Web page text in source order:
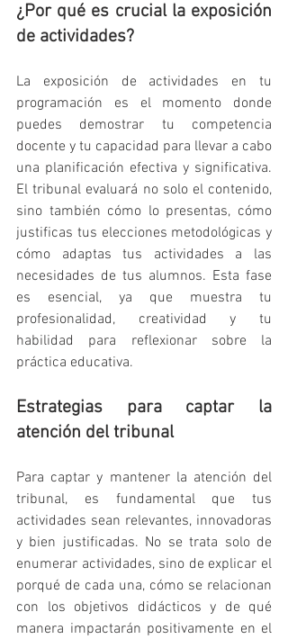
¿Por qué es crucial la exposición
de actividades?
La exposición de actividades en tu
programación es el momento donde
puedes demostrar tu competencia
docente y tu capacidad para llevar a cabo
una planificación efectiva y significativa.
El tribunal evaluará no solo el contenido,
sino también cómo lo presentas, cómo
justificas tus elecciones metodológicas y
cómo adaptas tus actividades a las
necesidades de tus alumnos. Esta fase
es esencial, ya que muestra tu
profesionalidad, creatividad y tu
habilidad para reflexionar sobre la
práctica educativa.
Estrategias para captar la
atención del tribunal
Para captar y mantener la atención del
tribunal, es fundamental que tus
actividades sean relevantes, innovadoras
y bien justificadas. No se trata solo de
enumerar actividades, sino de explicar el
porqué de cada una, cómo se relacionan
con los objetivos didácticos y de qué
manera impactarán positivamente en el